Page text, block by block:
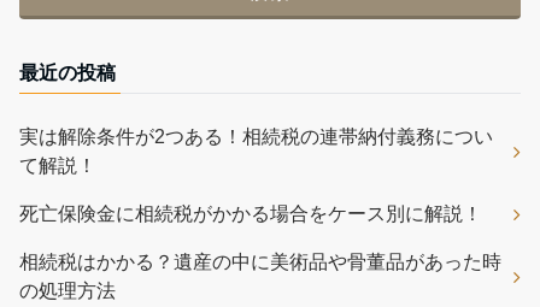
最近の投稿
実は解除条件が2つある！相続税の連帯納付義務につい
て解説！
死亡保険金に相続税がかかる場合をケース別に解説！
相続税はかかる？遺産の中に美術品や骨董品があった時
の処理方法